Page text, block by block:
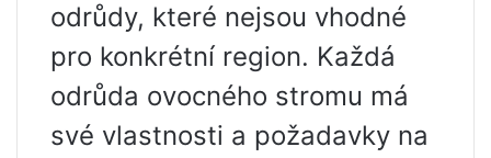
odrůdy, které nejsou vhodné
pro konkrétní region. Každá
odrůda ovocného stromu má
své vlastnosti a požadavky na